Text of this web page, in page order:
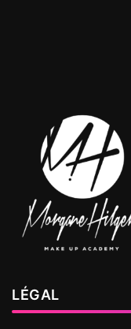
LÉGAL